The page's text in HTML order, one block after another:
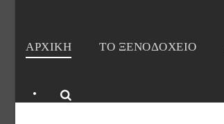
ΑΡΧΙΚΗ ΤΟ ΞΕΝΟΔΟΧΕΙΟ
•